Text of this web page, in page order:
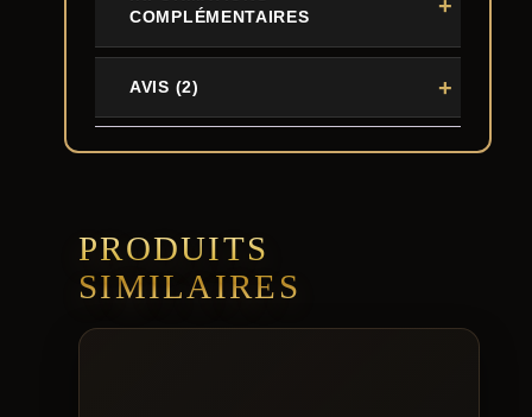
COMPLÉMENTAIRES
AVIS (2)
PRODUITS
SIMILAIRES